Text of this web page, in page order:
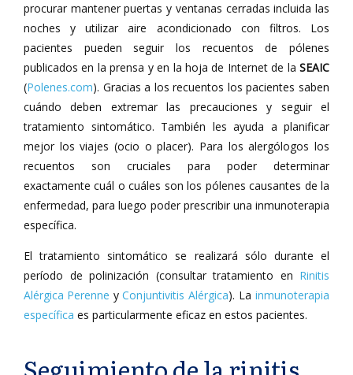
procurar mantener puertas y ventanas cerradas incluida las
noches y utilizar aire acondicionado con filtros. Los
pacientes pueden seguir los recuentos de pólenes
publicados en la prensa y en la hoja de Internet de la SEAIC
(Polenes.com). Gracias a los recuentos los pacientes saben
cuándo deben extremar las precauciones y seguir el
tratamiento sintomático. También les ayuda a planificar
mejor los viajes (ocio o placer). Para los alergólogos los
recuentos son cruciales para poder determinar
exactamente cuál o cuáles son los pólenes causantes de la
enfermedad, para luego poder prescribir una inmunoterapia
específica.
El tratamiento sintomático se realizará sólo durante el
período de polinización (consultar tratamiento en Rinitis
Alérgica Perenne y Conjuntivitis Alérgica). La inmunoterapia
específica es particularmente eficaz en estos pacientes.